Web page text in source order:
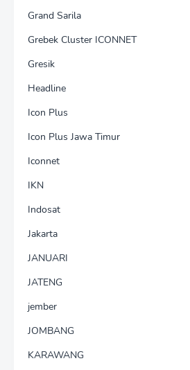
Grand Sarila
Grebek Cluster ICONNET
Gresik
Headline
Icon Plus
Icon Plus Jawa Timur
Iconnet
IKN
Indosat
Jakarta
JANUARI
JATENG
jember
JOMBANG
KARAWANG